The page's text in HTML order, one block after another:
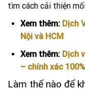
tìm cách cải thiện
Xem thêm: Dịch
Nội và HCM
Xem thêm: Dịch
– chính xác 100%
Làm thế nào để